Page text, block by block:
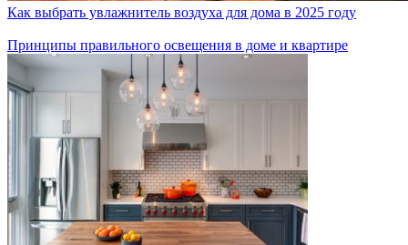
Как выбрать увлажнитель воздуха для дома в 2025 году
Принципы правильного освещения в доме и квартире